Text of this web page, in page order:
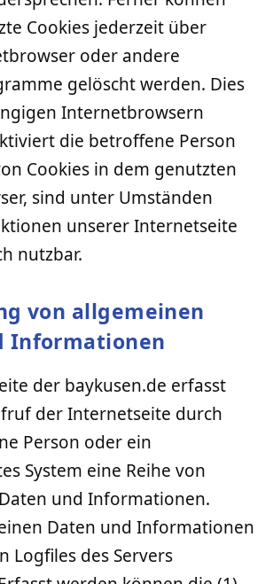
Cookies jederzeit über
oder andere
gelöscht werden. Dies
Internetbrowsern
die betroffene Person
Cookies in dem genutzten
sind unter Umständen
unserer Internetseite
nutzbar.
von allgemeinen
Informationen
der baykusen.de erfasst
der Internetseite durch
Person oder ein
System eine Reihe von
und Informationen.
Daten und Informationen
Logfiles des Servers